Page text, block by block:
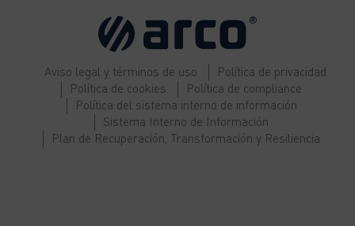
Aviso legal y términos de uso
Política de privacidad
Política de cookies
Política de compliance
Política del sistema interno de información
Sistema Interno de Información
Plan de Recuperación, Transformación y Resiliencia